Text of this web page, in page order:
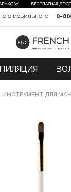
0-
С МОБИЛЬНОГО!
ИНCТРУМЕНТ ДЛЯ